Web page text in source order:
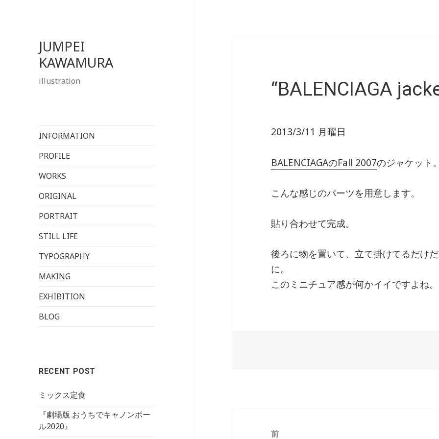
JUMPEI
KAWAMURA
illustration
INFORMATION
PROFILE
WORKS
ORIGINAL
PORTRAIT
STILL LIFE
TYPOGRAPHY
MAKING
EXHIBITION
BLOG
RECENT POST
ミックス定食
『劇場版 おうちでキャノンボー
ル2020』
“BALENCIAGA
2013/3/11 月曜日
BALENCIAGAのFall 2007のジャケット
こんな感じのパーツを用意します。
貼り合わせて完成。
後ろに物を置いて、立て掛けてるだけ
に。
このミニチュア感が何かイイですよね。
前